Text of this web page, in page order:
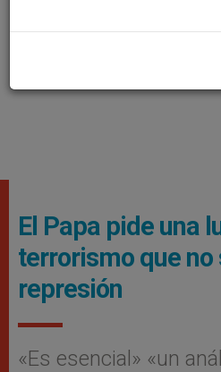
El Papa pide una
terrorismo que no
represión
«Es esencial» «un